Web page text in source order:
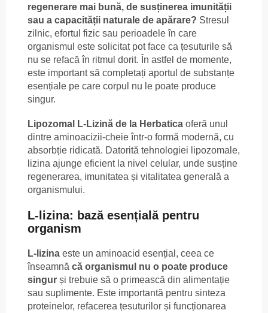
regenerare mai bună, de susținerea imunității
sau a capacității naturale de apărare? Stresul
zilnic, efortul fizic sau perioadele în care
organismul este solicitat pot face ca țesuturile să
nu se refacă în ritmul dorit. În astfel de momente,
este important să completați aportul de substanțe
esențiale pe care corpul nu le poate produce
singur.
Lipozomal L-Lizină de la Herbatica oferă unul
dintre aminoacizii-cheie într-o formă modernă, cu
absorbție ridicată. Datorită tehnologiei lipozomale,
lizina ajunge eficient la nivel celular, unde susține
regenerarea, imunitatea și vitalitatea generală a
organismului.
L-lizina: bază esențială pentru
organism
L-lizina este un aminoacid esențial, ceea ce
înseamnă că organismul nu o poate produce
singur și trebuie să o primească din alimentație
sau suplimente. Este importantă pentru sinteza
proteinelor, refacerea țesuturilor și funcționarea